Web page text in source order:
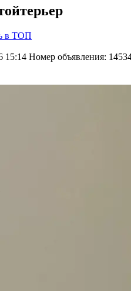
в ТОП
15:14 Номер объявления: